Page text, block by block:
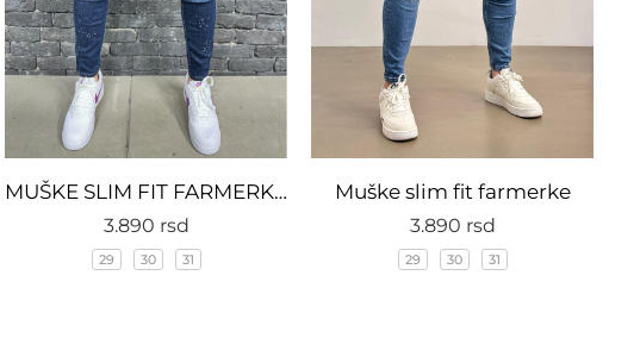
MUŠKE SLIM FIT FARMERKE 8974
3.890 rsd
29 30 31
Muške slim fit farmerke
3.890 rsd
29 30 31